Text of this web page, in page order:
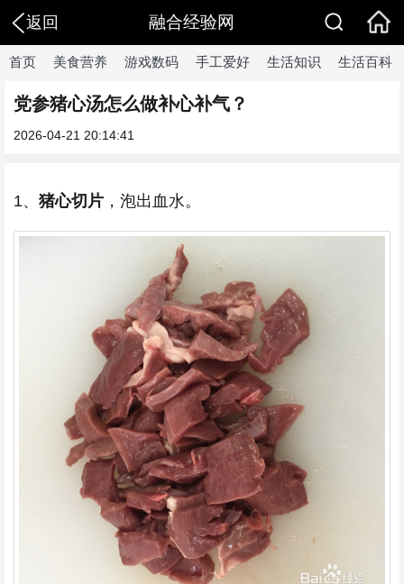
返回 融合经验网
首页 美食营养 游戏数码 手工爱好 生活知识 生活百科
党参猪心汤怎么做补心补气？
2026-04-21 20:14:41
1、 猪心切片 ，泡出血水。